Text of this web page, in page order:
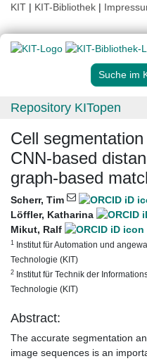
KIT | KIT-Bibliothek |
Suche im
Repository KITopen
Cell
CNN-based
graph-based
Scherr, Tim
Löffler, Katharina
Mikut, Ralf
1 Institut für Automation und
Technologie (KIT)
2 Institut für Technik der
Technologie (KIT)
Abstract:
The accurate segmentation
image sequences is an